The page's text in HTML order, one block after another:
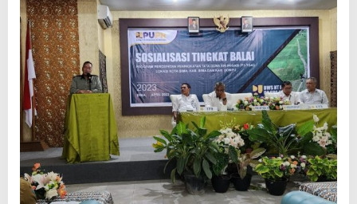
R
d
e
n
g
a
n
P
e
n
e
i
m